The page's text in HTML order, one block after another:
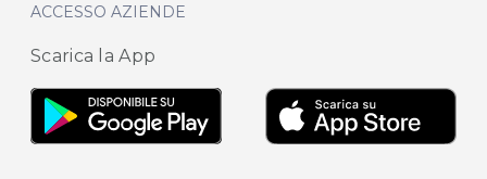
ACCESSO AZIENDE
Scarica la App